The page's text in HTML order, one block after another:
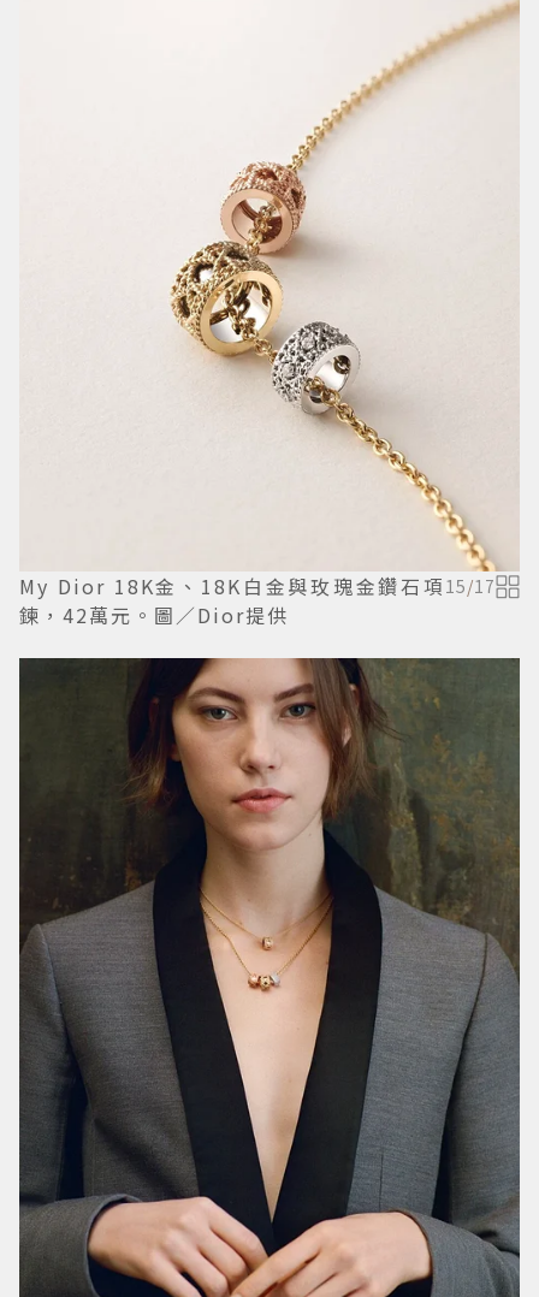
My Dior 18K金、18K白金與玫瑰金鑽石項
鍊，42萬元。圖／Dior提供
15/17